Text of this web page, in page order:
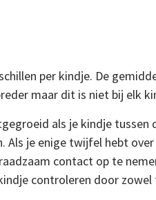
per kindje. De
maar dit is niet bij elk
als je kindje tussen
Als je enige twijfel hebt
contact op te
controleren door